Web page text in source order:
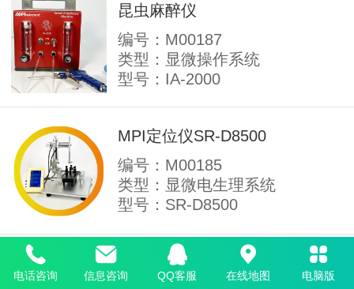
昆虫麻醉仪
编号：M00187
类型：显微操作系统
型号：IA-2000
MPI定位仪SR-D8500
编号：M00185
类型：显微电生理系统
型号：SR-D8500
超微量显微注射泵UMP-2T
电话咨询 信息咨询 QQ客服 在线地图 电脑版